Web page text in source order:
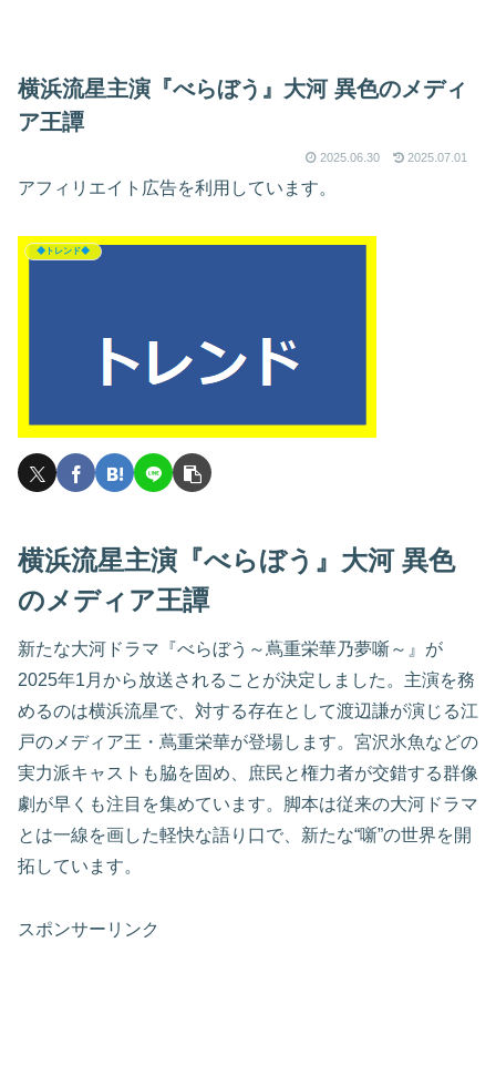
横浜流星主演『べらぼう』大河 異色のメディ
ア王譚
2025.06.30 2025.07.01
アフィリエイト広告を利用しています。
◆トレンド◆
横浜流星主演『べらぼう』大河 異色
のメディア王譚
新たな大河ドラマ『べらぼう～蔦重栄華乃夢噺～』が
2025年1月から放送されることが決定しました。主演を務
めるのは横浜流星で、対する存在として渡辺謙が演じる江
戸のメディア王・蔦重栄華が登場します。宮沢氷魚などの
実力派キャストも脇を固め、庶民と権力者が交錯する群像
劇が早くも注目を集めています。脚本は従来の大河ドラマ
とは一線を画した軽快な語り口で、新たな“噺”の世界を開
拓しています。
スポンサーリンク